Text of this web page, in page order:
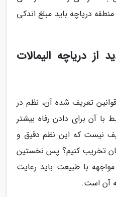
دریاچه باید مبلغ اندکی
از دریاچه الیمالات
تعریف شده آن، نظم در
آن برای دادن رفاه بیشتر
نیست که این نظم دقیق و
تخریب کنیم؟ پس نخستین
با طبیعت باید رعایت
آن است.